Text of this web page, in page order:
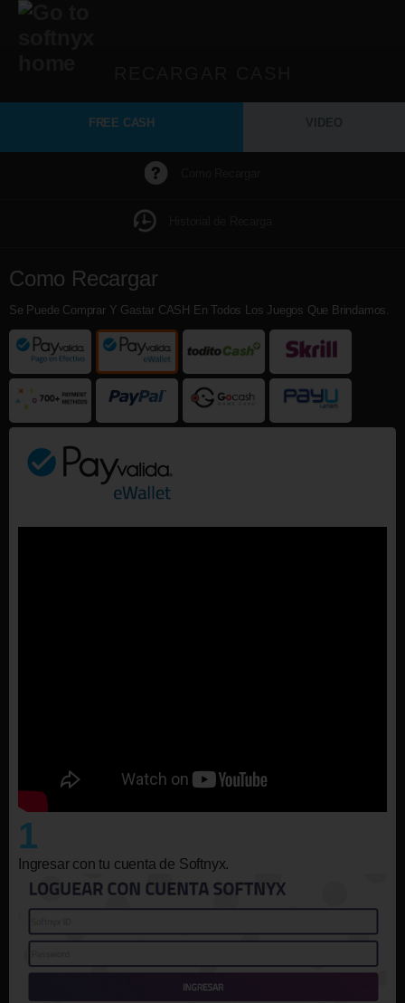
FREE CASH
Como Recargar
Se Puede Comprar Y Gastar CASH En Todos Los Juegos Que Brindamos.
1
Ingresar con tu cuenta de Softnyx.